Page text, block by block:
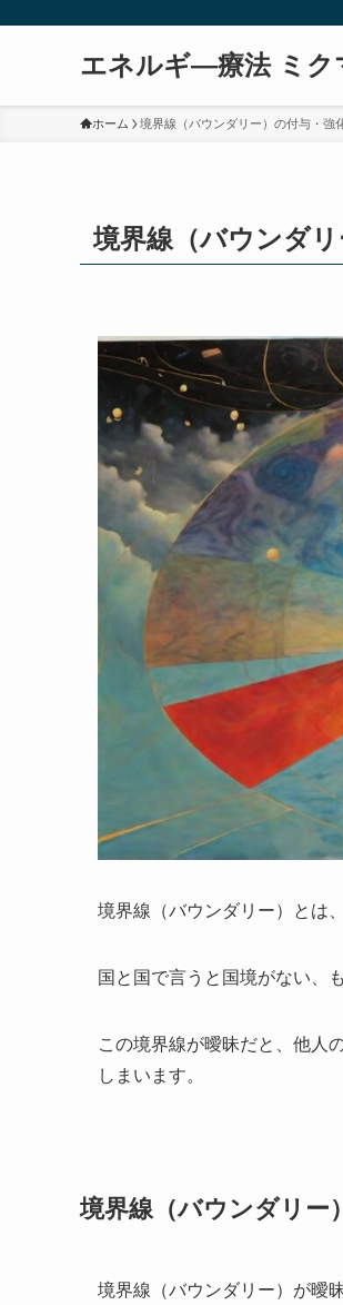
エネルギ―療法 ミク
ホーム 境界線（バウンダリー）の付与・強
境界線（バウンダ
境界線（バウンダリー）とは
国と国で言うと国境がない、
この境界線が曖昧だと、他人
しまいます。
境界線（バウンダリー
境界線（バウンダリー）が曖